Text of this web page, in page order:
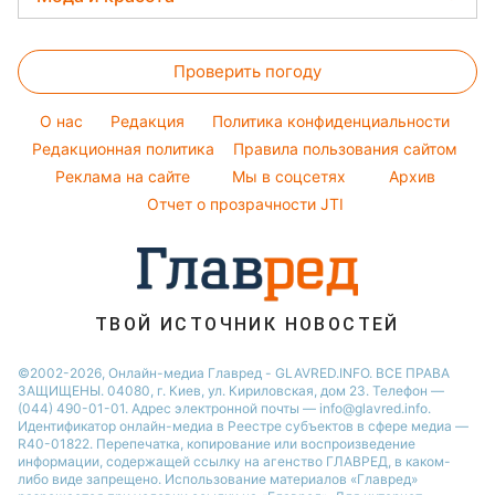
Новости Харькова
Новости Полтавы
Погода на сегодня
Погода на завтра
Денежная помощь
Курс валют
Окрашивание волос
Красивый маникюр
Модные ошибки
Новости моды
Советы от Андре Тана
Проверить погоду
O нас Редакция
Политика конфиденциальности
Редакционная политика
Правила пользования сайтом
Реклама на сайте
Мы в соцсетях
Архив
Отчет о прозрачности JTI
ТВОЙ ИСТОЧНИК НОВОСТЕЙ
©2002-2026, Онлайн-медиа Главред - GLAVRED.INFO. ВСЕ ПРАВА
ЗАЩИЩЕНЫ. 04080, г. Киев, ул. Кириловская, дом 23. Телефон —
(044) 490-01-01. Адрес электронной почты — info@glavred.info.
Идентификатор онлайн-медиа в Реестре cубъектов в сфере медиа —
R40-01822. Перепечатка, копирование или воспроизведение
информации, содержащей ссылку на агенство ГЛАВРЕД, в каком-
либо виде запрещено. Использование материалов «Главред»